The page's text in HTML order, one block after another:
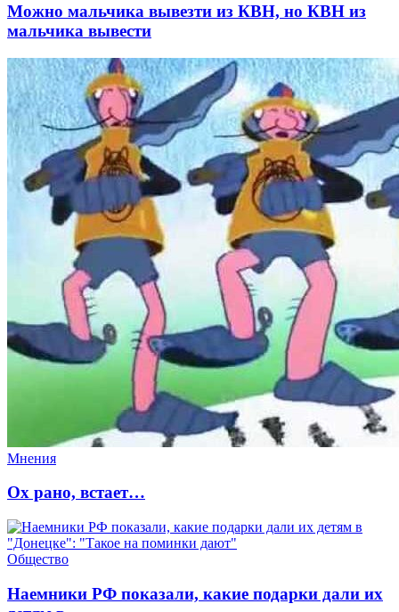
Можно мальчика вывезти из КВН, но КВН из
мальчика вывести
Мнения
Ох рано, встает…
Общество
Наемники РФ показали, какие подарки дали их